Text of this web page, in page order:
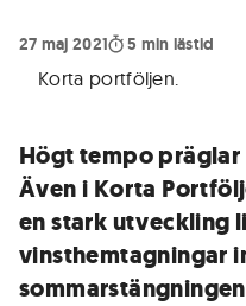
27 maj 2021 5 min lästid
Korta portföljen.
Högt tempo
Även i Korta
en stark utveckling
vinsthemtagningar